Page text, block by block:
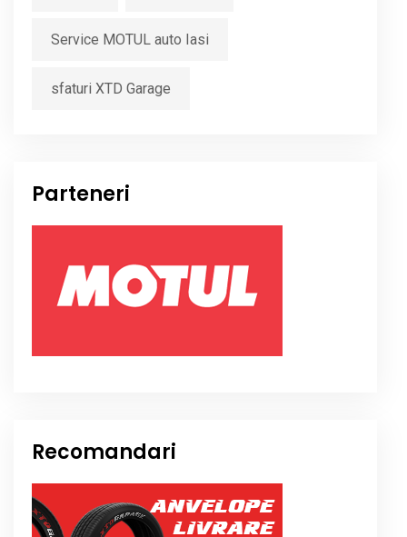
Service MOTUL auto Iasi
sfaturi XTD Garage
Parteneri
Recomandari